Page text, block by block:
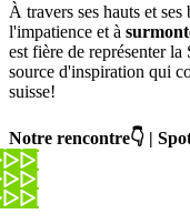
À travers ses hauts et
l'impatience et à
est fière de représenter la
source d'inspiration qui
suisse!
Notre rencontre👇 |